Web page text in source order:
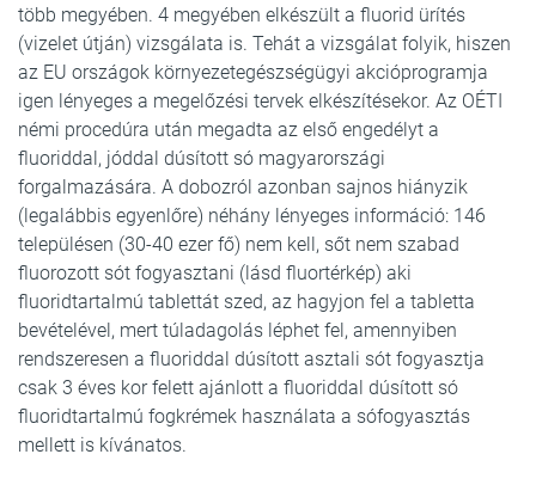
több megyében. 4 megyében elkészült a fluorid ürítés
(vizelet útján) vizsgálata is. Tehát a vizsgálat folyik, hiszen
az EU országok környezetegészségügyi akcióprogramja
igen lényeges a megelőzési tervek elkészítésekor. Az OÉTI
némi procedúra után megadta az első engedélyt a
fluoriddal, jóddal dúsított só magyarországi
forgalmazására. A dobozról azonban sajnos hiányzik
(legalábbis egyenlőre) néhány lényeges információ: 146
településen (30-40 ezer fő) nem kell, sőt nem szabad
fluorozott sót fogyasztani (lásd fluortérkép) aki
fluoridtartalmú tablettát szed, az hagyjon fel a tabletta
bevételével, mert túladagolás léphet fel, amennyiben
rendszeresen a fluoriddal dúsított asztali sót fogyasztja
csak 3 éves kor felett ajánlott a fluoriddal dúsított só
fluoridtartalmú fogkrémek használata a sófogyasztás
mellett is kívánatos.